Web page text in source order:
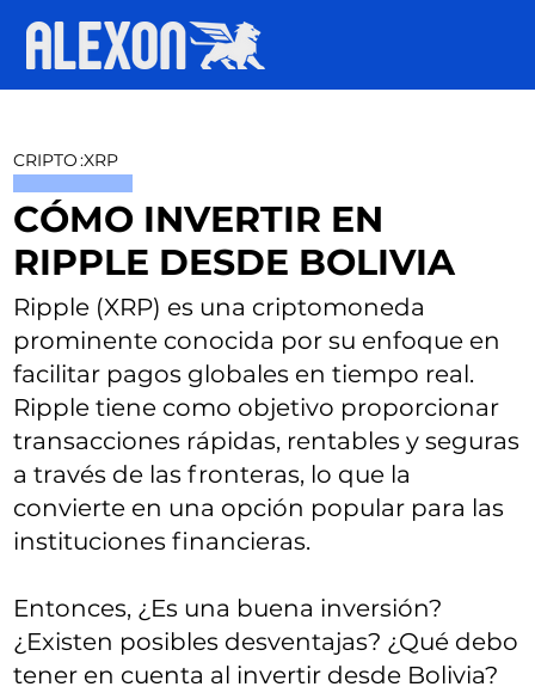
CRIPTO:XRP
CÓMO INVERTIR EN
RIPPLE DESDE BOLIVIA
Ripple (XRP) es una criptomoneda
prominente conocida por su enfoque en
facilitar pagos globales en tiempo real.
Ripple tiene como objetivo proporcionar
transacciones rápidas, rentables y seguras
a través de las fronteras, lo que la
convierte en una opción popular para las
instituciones financieras.
Entonces, ¿Es una buena inversión?
¿Existen posibles desventajas? ¿Qué debo
tener en cuenta al invertir desde Bolivia?